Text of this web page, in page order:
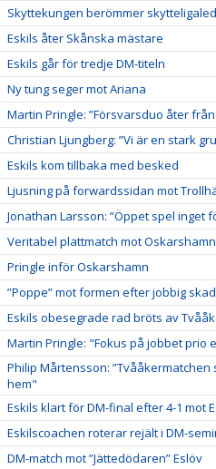
Skyttekungen berömmer
Eskils åter Skånska mästare
Eskils går för tredje DM-titeln
Ny tung seger mot Ariana
Martin Pringle: ”Försvarsduo åter
Christian Ljungberg: ”Vi är en stark
Eskils kom tillbaka med besked
Ljusning på forwardssidan mot
Jonathan Larsson: ”Öppet spel inget
Veritabel plattmatch mot Oskarshamn
Pringle inför Oskarshamn
”Poppe” mot formen efter jobbig
Eskils obesegrade rad bröts av
Martin Pringle: "Fokus på jobbet prio
Philip Mårtensson: ”Tvååkermatchen
hem"
Eskils klart för DM-final efter 4-1 mot
Eskilscoachen roterar rejält i DM-
DM-match mot ”Jättedödaren” Eslöv